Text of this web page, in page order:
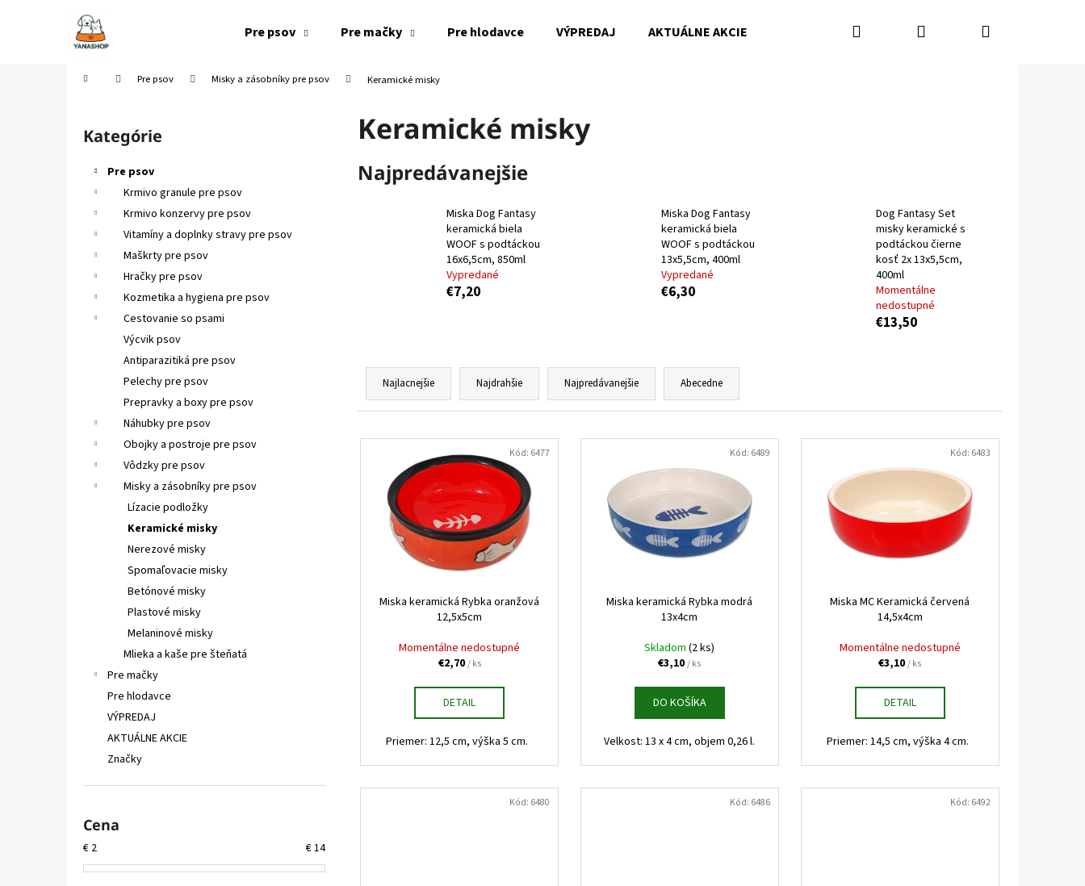
Pre psov Pre mačky Pre hlodavce VÝPREDAJ AKTUÁLNE AKCIE Kamenná predajňa Kontakty
Hľadať PrihlásenieNákupný
Domov Pre psov Misky a zásobníky pre psov Keramické misky
Preskočiť
kategórie
Kategórie
Pre psov
Krmivo granule pre psov
Krmivo konzervy pre psov
Vitamíny a doplnky stravy pre psov
Maškrty pre psov
Hračky pre psov
Kozmetika a hygiena pre psov
Cestovanie so psami
Výcvik psov
Antiparazitiká pre psov
Pelechy pre psov
Prepravky a boxy pre psov
Náhubky pre psov
Obojky a postroje pre psov
Vôdzky pre psov
Misky a zásobníky pre psov
Lízacie podložky
Keramické misky
Nerezové misky
Spomaľovacie misky
Betónové misky
Plastové misky
Melaninové misky
Mlieka a kaše pre šteňatá
Pre mačky
Pre hlodavce
VÝPREDAJ
AKTUÁLNE AKCIE
Značky
Cena
€ 2 €14
Keramické misky
Najpredávanejšie
Miska Dog Fantasy
keramická biela
WOOF s podtáckou
16x6,5cm, 850ml
Vypredané
€7,20
Miska Dog Fantasy
keramická biela
WOOF s podtáckou
13x5,5cm, 400ml
Vypredané
€6,30
Dog Fantasy Set
misky keramické s
podtáckou čierne
kosť 2x 13x5,5cm,
400ml
Momentálne
nedostupné
€13,50
R
d
Najlacnejšie Najdrahšie Najpredávanejšie Abecedne
V
Miska keramická Rybka oranžová
12,5x5cm
Momentálne nedostupné
€2,70/ ks
DETAIL
Priemer: 12,5 cm, výška 5 cm.
Kód: 6477
Miska keramická Rybka modrá
13x4cm
Skladom(2 ks)
€3,10/ ks
DO KOŠÍKA
Velkost: 13 x 4 cm, objem 0,26 l.
Kód: 6489
Miska MC Keramická červená
14,5x4cm
Momentálne nedostupné
€3,10/ ks
DETAIL
Priemer: 14,5 cm, výška 4 cm.
Kód: 6483
Kód: 6480 Kód: 6486 Kód: 6492
Späť
Späť
Čo potrebujete nájsť?
HĽADAŤ
Odporúčame
Nasledujúce
VETAPRO URINOCAT 30 CPS.
€12,35
HUMAC NATUR AFM PRÁŠOK 2,5 KG
€39,95
FELIX CAT ADULT KAPSIČKY FANTASTIC VÝBER
V ŽELÉ 44X85G
€16,90